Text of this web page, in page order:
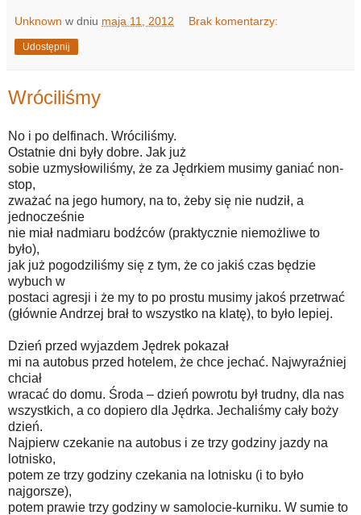
Unknown w dniu maja 11, 2012 Brak komentarzy:
Udostępnij
Wróciliśmy
No i po delfinach. Wróciliśmy.
Ostatnie dni były dobre. Jak już
sobie uzmysłowiliśmy, że za Jędrkiem musimy ganiać non-
stop,
zważać na jego humory, na to, żeby się nie nudził, a
jednocześnie
nie miał nadmiaru bodźców (praktycznie niemożliwe to
było),
jak już pogodziliśmy się z tym, że co jakiś czas będzie
wybuch w
postaci agresji i że my to po prostu musimy jakoś przetrwać
(głównie Andrzej brał to wszystko na klatę), to było lepiej.
Dzień przed wyjazdem Jędrek pokazał
mi na autobus przed hotelem, że chce jechać. Najwyraźniej
chciał
wracać do domu. Środa – dzień powrotu był trudny, dla nas
wszystkich, a co dopiero dla Jędrka. Jechaliśmy cały boży
dzień.
Najpierw czekanie na autobus i ze trzy godziny jazdy na
lotnisko,
potem ze trzy godziny czekania na lotnisku (i to było
najgorsze),
potem prawie trzy godziny w samolocie-kurniku. W sumie to